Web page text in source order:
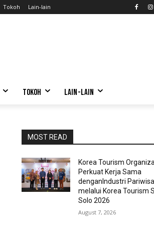
Tokoh Lain-lain
TOKOH LAIN-LAIN
MOST READ
Korea Tourism
Perkuat Kerja Sama
denganIndustri
melalui Korea Tourism
Solo 2026
August 7, 2026